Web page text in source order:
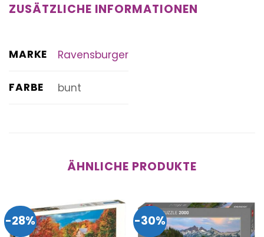
ZUSÄTZLICHE INFORMATIONEN
MARKE Ravensburger
FARBE bunt
ÄHNLICHE PRODUKTE
-28% -30%